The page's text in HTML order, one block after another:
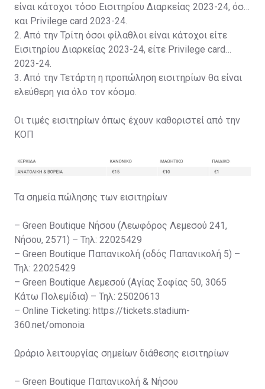
είναι κάτοχοι τόσο Εισιτηρίου Διαρκείας 2023-24, όσο
και Privilege card 2023-24.
2. Από την Τρίτη όσοι φίλαθλοι είναι κάτοχοι είτε
Εισιτηρίου Διαρκείας 2023-24, είτε Privilege card
2023-24.
3. Από την Τετάρτη η προπώληση εισιτηρίων θα είναι
ελεύθερη για όλο τον κόσμο.
Οι τιμές εισιτηρίων όπως έχουν καθοριστεί από την
ΚΟΠ
Τα σημεία πώλησης των εισιτηρίων
– Green Boutique Νήσου (Λεωφόρος Λεμεσού 241,
Νήσου, 2571) – Τηλ: 22025429
– Green Boutique Παπανικολή (οδός Παπανικολή 5) –
Τηλ: 22025429
– Green Boutique Λεμεσού (Αγίας Σοφίας 50, 3065
Κάτω Πολεμίδια) – Τηλ: 25020613
– Online Ticketing: https://tickets.stadium-
360.net/omonoia
Ωράριο λειτουργίας σημείων διάθεσης εισιτηρίων
– Green Boutique Παπανικολή & Νήσου